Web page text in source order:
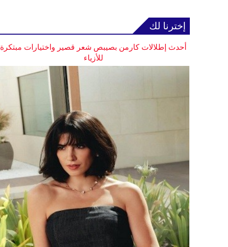
إخترنا لك
أحدث إطلالات كارمن بصيبص شعر قصير واختيارات مبتكرة
للأزياء